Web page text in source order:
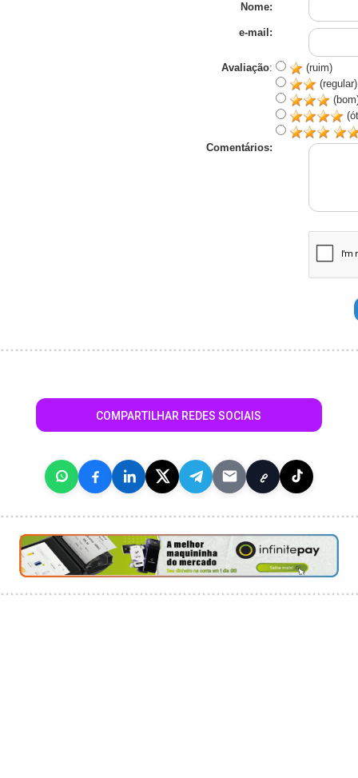
Nome:
e-mail:
Avaliação:
(ruim)
(regular)
Comentários:
COMPARTILHAR REDES SOCIAIS